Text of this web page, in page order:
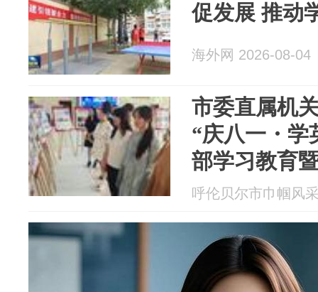
促发展 推动
海外网 2026-08-04
市委直属机
“庆八一・学
部学习教育
活动
呼伦贝尔市巾帼风